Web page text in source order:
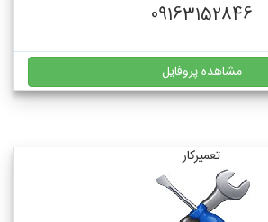
09163152846
مشاهده پروفایل
تعمیرکار